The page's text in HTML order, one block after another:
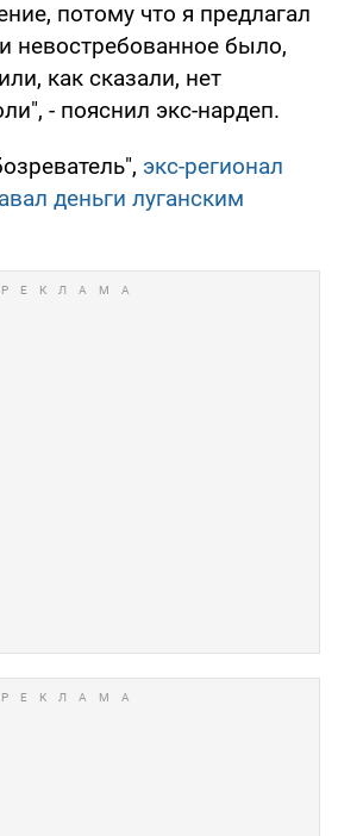
потому что я предлагал
невостребованное было,
как сказали, нет
- пояснил экс-нардеп.
экс-регионал
деньги луганским